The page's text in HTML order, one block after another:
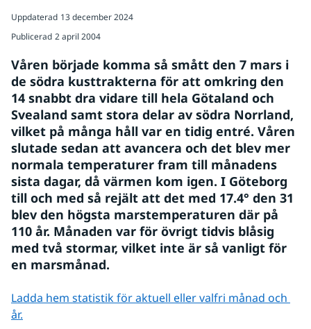
Uppdaterad 13 december 2024
Publicerad 2 april 2004
Våren började komma så smått den 7 mars i
de södra kusttrakterna för att omkring den
14 snabbt dra vidare till hela Götaland och
Svealand samt stora delar av södra Norrland,
vilket på många håll var en tidig entré. Våren
slutade sedan att avancera och det blev mer
normala temperaturer fram till månadens
sista dagar, då värmen kom igen. I Göteborg
till och med så rejält att det med 17.4° den 31
blev den högsta marstemperaturen där på
110 år. Månaden var för övrigt tidvis blåsig
med två stormar, vilket inte är så vanligt för
en marsmånad.
Ladda hem statistik för aktuell eller valfri månad och
år.